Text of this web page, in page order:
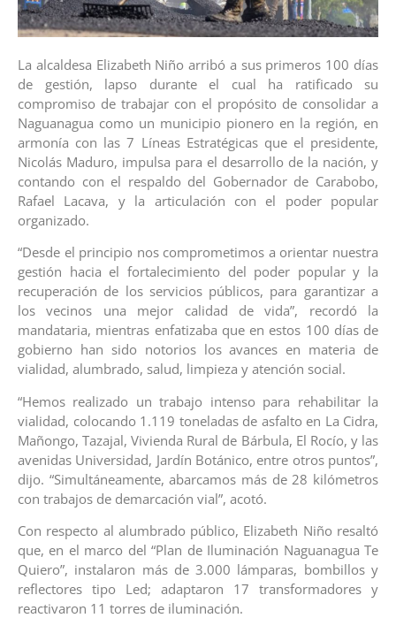
La alcaldesa Elizabeth Niño arribó a sus primeros 100 días
de gestión, lapso durante el cual ha ratificado su
compromiso de trabajar con el propósito de consolidar a
Naguanagua como un municipio pionero en la región, en
armonía con las 7 Líneas Estratégicas que el presidente,
Nicolás Maduro, impulsa para el desarrollo de la nación, y
contando con el respaldo del Gobernador de Carabobo,
Rafael Lacava, y la articulación con el poder popular
organizado.
“Desde el principio nos comprometimos a orientar nuestra
gestión hacia el fortalecimiento del poder popular y la
recuperación de los servicios públicos, para garantizar a
los vecinos una mejor calidad de vida”, recordó la
mandataria, mientras enfatizaba que en estos 100 días de
gobierno han sido notorios los avances en materia de
vialidad, alumbrado, salud, limpieza y atención social.
“Hemos realizado un trabajo intenso para rehabilitar la
vialidad, colocando 1.119 toneladas de asfalto en La Cidra,
Mañongo, Tazajal, Vivienda Rural de Bárbula, El Rocío, y las
avenidas Universidad, Jardín Botánico, entre otros puntos”,
dijo. “Simultáneamente, abarcamos más de 28 kilómetros
con trabajos de demarcación vial”, acotó.
Con respecto al alumbrado público, Elizabeth Niño resaltó
que, en el marco del “Plan de Iluminación Naguanagua Te
Quiero”, instalaron más de 3.000 lámparas, bombillos y
reflectores tipo Led; adaptaron 17 transformadores y
reactivaron 11 torres de iluminación.